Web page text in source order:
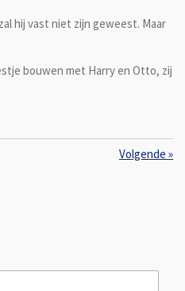
hij vast niet zijn geweest. Maar
bouwen met Harry en Otto, zij
Volgende »